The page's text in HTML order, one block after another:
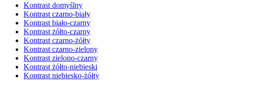
Kontrast domyślny
Kontrast czarno-biały
Kontrast biało-czarny
Kontrast żółto-czarny
Kontrast czarno-żółty
Kontrast czarno-zielony
Kontrast zielono-czarny
Kontrast żółto-niebieski
Kontrast niebiesko-żółty